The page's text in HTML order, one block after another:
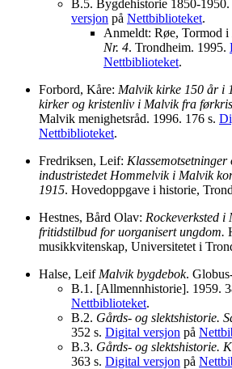
B.5. Bygdehistorie 1850-1950.
versjon på Nettbiblioteket.
Anmeldt: Røe, Tormod i
Nr. 4. Trondheim. 1995.
Nettbiblioteket.
Forbord, Kåre: Malvik kirke 150 år i
kirker og kristenliv i Malvik fra
Malvik menighetsråd. 1996. 176 s.
Nettbiblioteket.
Fredriksen, Leif:
industristedet Hommelvik i Malvik
1915. Hovedoppgave i historie,
Hestnes, Bård Olav: Rockeverksted
fritidstilbud for uorganisert ungdom.
musikkvitenskap, Universitetet i
Halse, Leif Malvik bygdebok.
B.1. [Allmennhistorie]. 1959.
Nettbiblioteket.
B.2. Gårds- og slektshistorie.
352 s. Digital versjon på
B.3. Gårds- og slektshistorie.
363 s. Digital versjon på